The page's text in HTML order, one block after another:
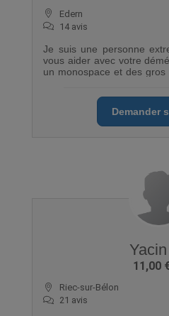
Edern
14 avis
Je suis une personne
vous aider avec votre
un monospace et des
Demander
11,00
Riec-sur-Bélon
21 avis